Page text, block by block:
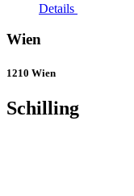
Details
Wien
1210 Wien
Schilling